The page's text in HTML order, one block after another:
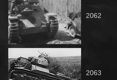
2062
2063